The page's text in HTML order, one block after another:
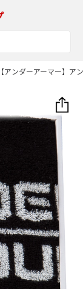
【アンダーアーマー】